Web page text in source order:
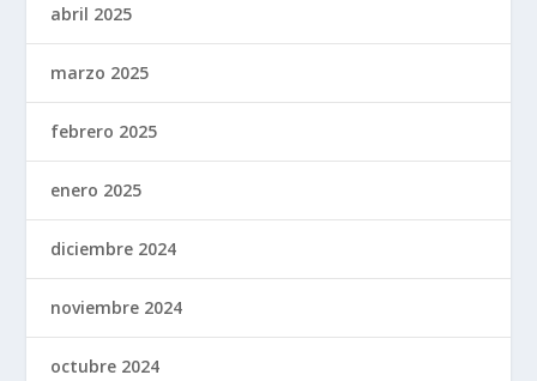
abril 2025
marzo 2025
febrero 2025
enero 2025
diciembre 2024
noviembre 2024
octubre 2024